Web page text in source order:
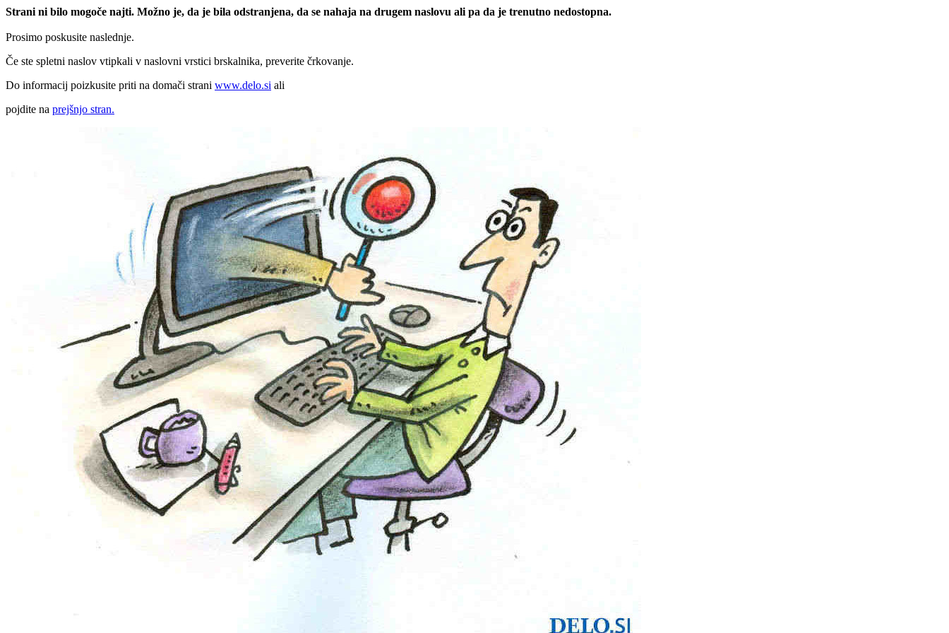
Strani ni bilo mogoče najti. Možno je, da je bila odstranjena, da se nahaja na drugem naslovu ali pa da je trenutno nedostopna.
Prosimo poskusite naslednje.
Če ste spletni naslov vtipkali v naslovni vrstici brskalnika, preverite črkovanje.
Do informacij poizkusite priti na domači strani www.delo.si ali
pojdite na prejšnjo stran.